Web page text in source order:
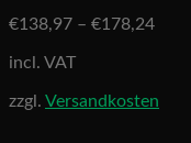
€138,97 – €178,24
incl. VAT
zzgl. Versandkosten